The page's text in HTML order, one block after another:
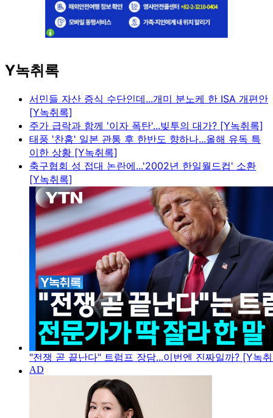
Y녹취록
서민들 자산 증식 수단인데...개미 분노케 한 ISA 개편안
[Y녹취록]
주가 급락과 함께 '이자 폭탄'...빚투의 대가? [Y녹취록]
태풍 '찬홈' 일본 관통 후 한반도 향하나...올해 유독 특
이한 상황 [Y녹취록]
축구협회 성 접대 논란에...'2002년 한일월드컵' 소환
[Y녹취록]
"전쟁 곧 끝난다" 트럼프 장담...이번엔 진짜일까? [Y녹